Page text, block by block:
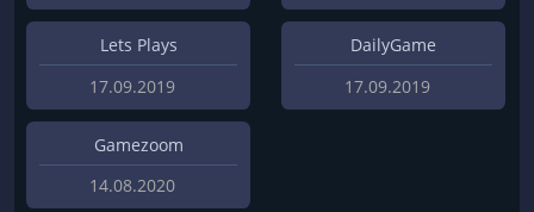
Lets Plays
17.09.2019
DailyGame
17.09.2019
Gamezoom
14.08.2020